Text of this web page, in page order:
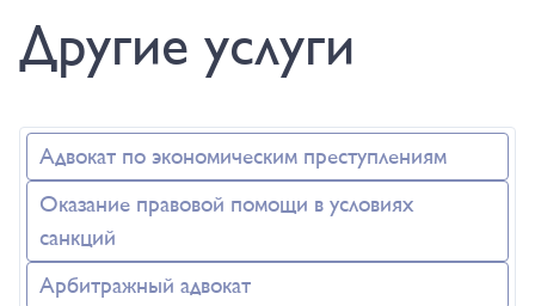
Другие услуги
Адвокат по экономическим преступлениям
Оказание правовой помощи в условиях
санкций
Арбитражный адвокат